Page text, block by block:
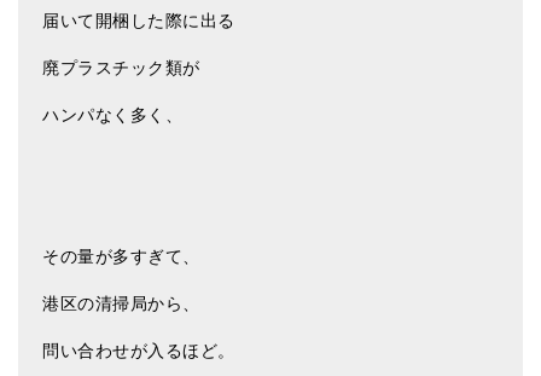
届いて開梱した際に出る
廃プラスチック類が
ハンパなく多く、
その量が多すぎて、
港区の清掃局から、
問い合わせが入るほど。